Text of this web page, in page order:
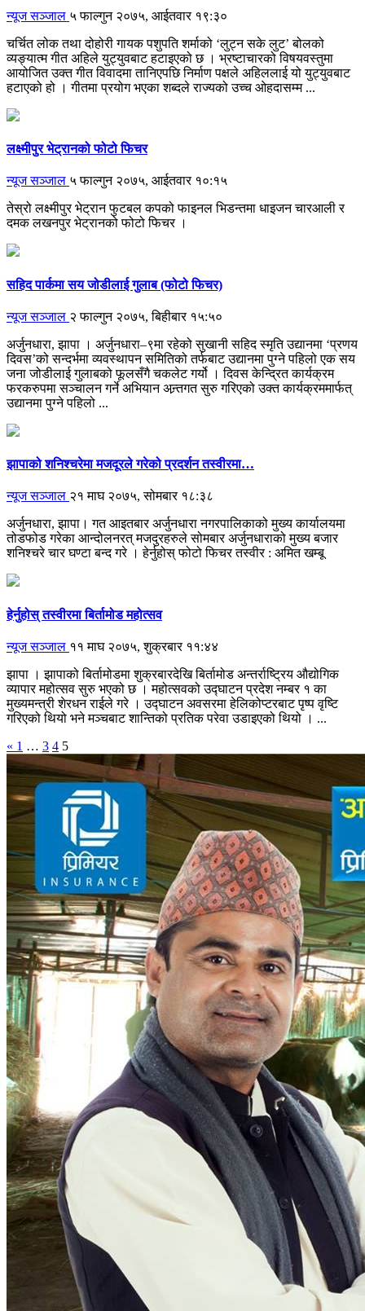
न्यूज सञ्जाल ५ फाल्गुन २०७५, आईतवार १९:३०
चर्चित लोक तथा दोहोरी गायक पशुपति शर्माको ‘लुट्न सके लुट’ बोलको
व्यङ्यात्म गीत अहिले युट्युवबाट हटाइएको छ । भ्रष्टाचारको विषयवस्तुमा
आयोजित उक्त गीत विवादमा तानिएपछि निर्माण पक्षले अहिललाई यो युट्युवबाट
हटाएको हो । गीतमा प्रयोग भएका शब्दले राज्यको उच्च ओहदासम्म ...
लक्ष्मीपुर भेट्रानको फोटो फिचर
न्यूज सञ्जाल ५ फाल्गुन २०७५, आईतवार १०:१५
तेस्रो लक्ष्मीपुर भेट्रान फुटबल कपको फाइनल भिडन्तमा धाइजन चारआली र
दमक लखनपुर भेट्रानको फोटो फिचर ।
सहिद पार्कमा सय जोडीलाई गुलाब (फोटो फिचर)
न्यूज सञ्जाल २ फाल्गुन २०७५, बिहीबार १५:५०
अर्जुनधारा, झापा । अर्जुनधारा–९मा रहेको सुखानी सहिद स्मृति उद्यानमा ‘प्रणय
दिवस’को सन्दर्भमा व्यवस्थापन समितिको तर्फबाट उद्यानमा पुग्ने पहिलो एक सय
जना जोडीलाई गुलाबको फूलसँगै चकलेट गर्यो । दिवस केन्द्रित कार्यक्रम
फरकरुपमा सञ्चालन गर्ने अभियान अन्र्तगत सुरु गरिएको उक्त कार्यक्रममार्फत्
उद्यानमा पुग्ने पहिलो ...
झापाको शनिश्चरेमा मजदूरले गरेको प्रदर्शन तस्वीरमा…
न्यूज सञ्जाल २१ माघ २०७५, सोमबार १८:३८
अर्जुनधारा, झापा। गत आइतबार अर्जुनधारा नगरपालिकाको मुख्य कार्यालयमा
तोडफोड गरेका आन्दोलनरत् मजदुरहरुले सोमबार अर्जुनधाराको मुख्य बजार
शनिश्चरे चार घण्टा बन्द गरे । हेर्नुहोस् फोटो फिचर तस्वीर : अमित खम्बू
हेर्नुहोस् तस्वीरमा बिर्तामोड महोत्सव
न्यूज सञ्जाल ११ माघ २०७५, शुक्रबार ११:४४
झापा । झापाको बिर्तामोडमा शुक्रबारदेखि बिर्तामोड अन्तर्राष्ट्रिय औद्योगिक
व्यापार महोत्सव सुरु भएको छ । महोत्सवको उद्घाटन प्रदेश नम्बर १ का
मुख्यमन्त्री शेरधन राईले गरे । उद्घाटन अवसरमा हेलिकोप्टरबाट पृष्प वृष्टि
गरिएको थियो भने मञ्चबाट शान्तिको प्रतिक परेवा उडाइएको थियो । ...
« 1 … 3 4 5